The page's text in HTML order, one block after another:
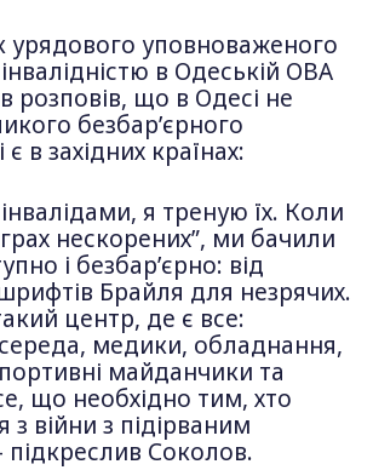
урядового уповноваженого
в Одеській ОВА
розповів, що в Одесі не
безбар’єрного
в західних країнах:
я треную їх. Коли
нескорених”, ми бачили
і безбар’єрно: від
Брайля для незрячих.
центр, де є все:
середа, медики, обладнання,
майданчики та
що необхідно тим, хто
з війни з підірваним
підкреслив Соколов.